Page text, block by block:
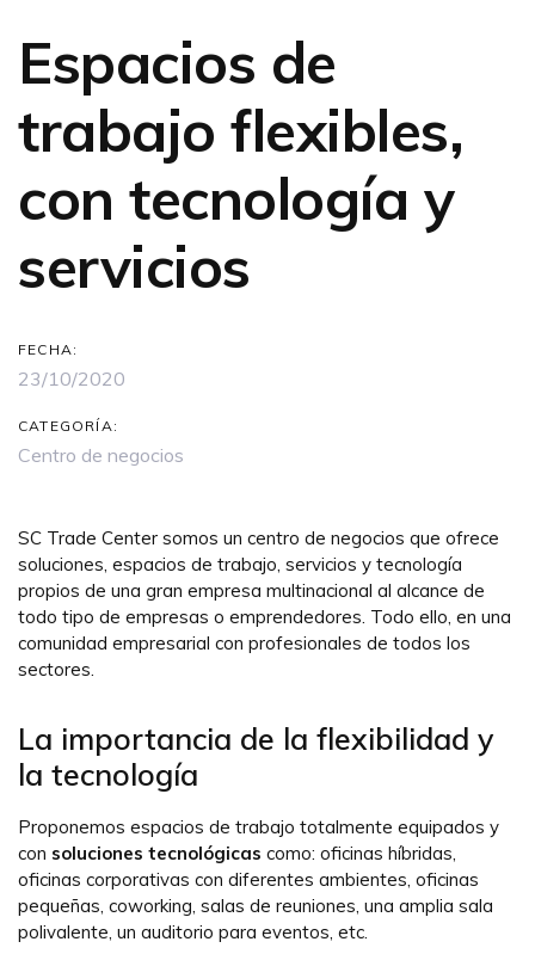
Espacios de
trabajo flexibles,
con tecnología y
servicios
FECHA:
23/10/2020
CATEGORÍA:
Centro de negocios
SC Trade Center somos un centro de negocios que ofrece
soluciones, espacios de trabajo, servicios y tecnología
propios de una gran empresa multinacional al alcance de
todo tipo de empresas o emprendedores. Todo ello, en una
comunidad empresarial con profesionales de todos los
sectores.
La importancia de la flexibilidad y
la tecnología
Proponemos espacios de trabajo totalmente equipados y
con soluciones tecnológicas como: oficinas híbridas,
oficinas corporativas con diferentes ambientes, oficinas
pequeñas, coworking, salas de reuniones, una amplia sala
polivalente, un auditorio para eventos, etc.